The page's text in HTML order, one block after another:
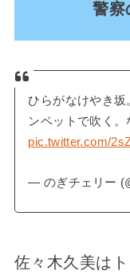
警察
ひらがなけやき坂
ンペットで吹く
pic.twitter.com/
— のぎチェリー
佐々木久美は